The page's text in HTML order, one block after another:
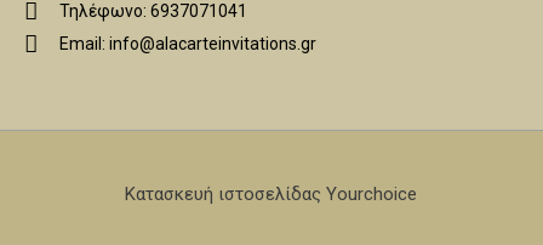
Τηλέφωνο: 6937071041
Email: info@alacarteinvitations.gr
Κατασκευή ιστοσελίδας Yourchoice